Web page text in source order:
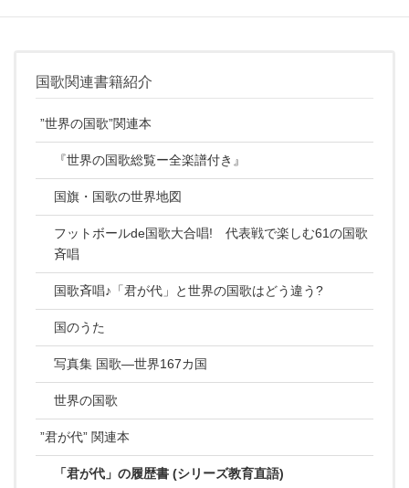
国歌関連書籍紹介
”世界の国歌”関連本
『世界の国歌総覧ー全楽譜付き』
国旗・国歌の世界地図
フットボールde国歌大合唱! 代表戦で楽しむ61の国歌
斉唱
国歌斉唱♪「君が代」と世界の国歌はどう違う?
国のうた
写真集 国歌―世界167カ国
世界の国歌
”君が代” 関連本
「君が代」の履歴書 (シリーズ教育直語)